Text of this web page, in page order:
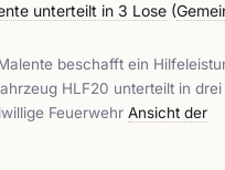
unterteilt in 3 Lose (
beschafft ein
HLF20 unterteilt in
Feuerwehr Ansicht der